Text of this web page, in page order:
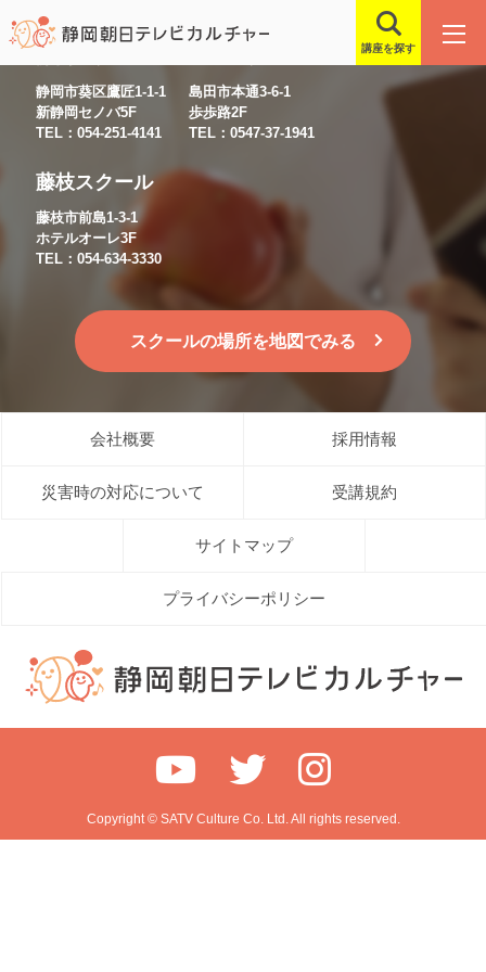
講座を探す
静岡市葵区鷹匠1-1-1
新静岡セノバ5F
TEL：054-251-4141
島田市本通3-6-1
歩歩路2F
TEL：0547-37-1941
藤枝スクール
藤枝市前島1-3-1
ホテルオーレ3F
TEL：054-634-3330
スクールの場所を地図でみる
会社概要 採用情報
災害時の対応について 受講規約
サイトマップ
プライバシーポリシー
Copyright © SATV Culture Co. Ltd. All rights reserved.